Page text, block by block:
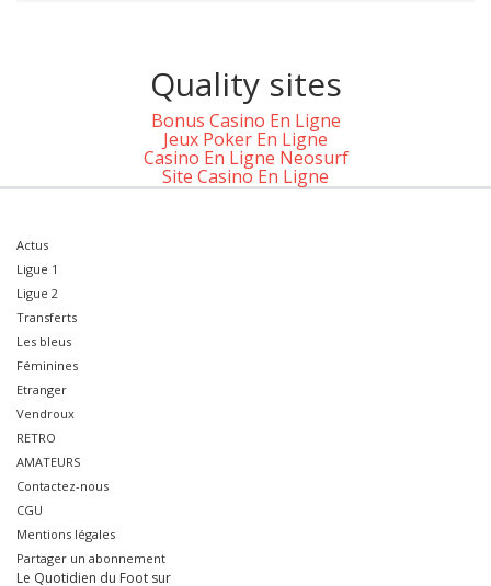
Quality sites
Bonus Casino En Ligne
Jeux Poker En Ligne
Casino En Ligne Neosurf
Site Casino En Ligne
Actus
Ligue 1
Ligue 2
Transferts
Les bleus
Féminines
Etranger
Vendroux
RETRO
AMATEURS
Contactez-nous
CGU
Mentions légales
Partager un abonnement
Le Quotidien du Foot sur